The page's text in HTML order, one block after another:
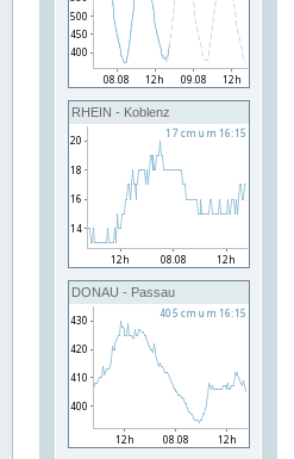
RHEIN - Koblenz
DONAU - Passau